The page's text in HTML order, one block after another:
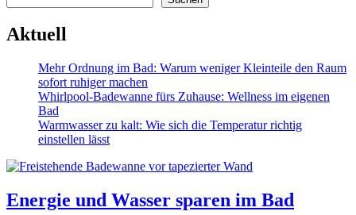
Aktuell
Mehr Ordnung im Bad: Warum weniger Kleinteile den Raum
sofort ruhiger machen
Whirlpool-Badewanne fürs Zuhause: Wellness im eigenen
Bad
Warmwasser zu kalt: Wie sich die Temperatur richtig
einstellen lässt
Energie und Wasser sparen im Bad